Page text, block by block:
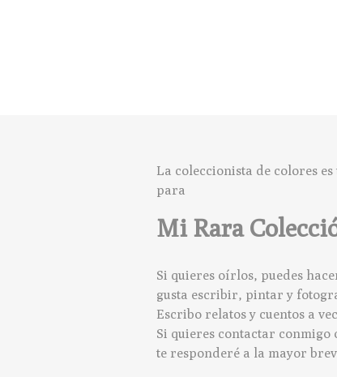
La coleccionista de colores
para
Mi Rara
Si quieres oírlos, puedes
gusta escribir, pintar y
Escribo relatos y cuentos a
Si quieres contactar
te responderé a la mayor